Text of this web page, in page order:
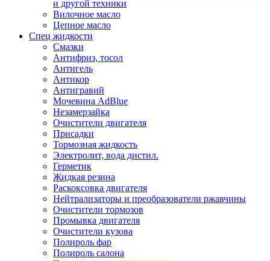
и другой техники
Вилочное масло
Цепное масло
Спец жидкости
Смазки
Антифриз, тосол
Антигель
Антикор
Антигравий
Мочевина AdBlue
Незамерзайка
Очистители двигателя
Присадки
Тормозная жидкость
Электролит, вода дистил.
Герметик
Жидкая резина
Раскоксовка двигателя
Нейтрализаторы и преобразователи ржавчины
Очистители тормозов
Промывка двигателя
Очистители кузова
Полироль фар
Полироль салона